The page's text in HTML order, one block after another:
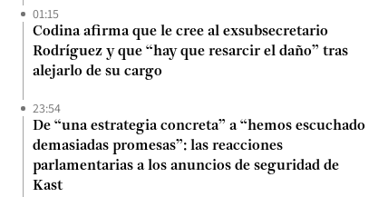
01:15
Codina afirma que le cree al exsubsecretario
Rodríguez y que “hay que resarcir el daño” tras
alejarlo de su cargo
23:54
De “una estrategia concreta” a “hemos escuchado
demasiadas promesas”: las reacciones
parlamentarias a los anuncios de seguridad de
Kast